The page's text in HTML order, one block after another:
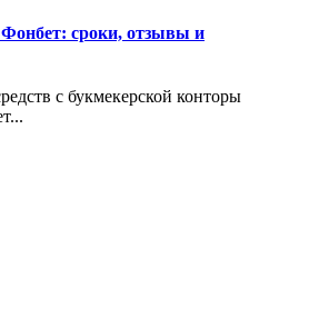
сроки, отзывы и
с букмекерской конторы